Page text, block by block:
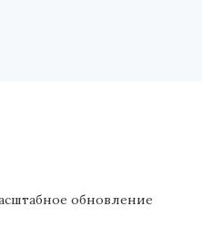
обновление